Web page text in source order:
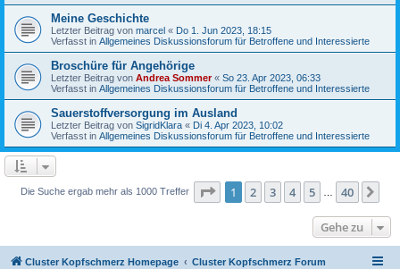
Meine Geschichte
Letzter Beitrag von marcel « Do 1. Jun 2023, 18:15
Verfasst in Allgemeines Diskussionsforum für Betroffene und Interessierte
Broschüre für Angehörige
Letzter Beitrag von Andrea Sommer« So 23. Apr 2023, 06:33
Verfasst in Allgemeines Diskussionsforum für Betroffene und Interessierte
Sauerstoffversorgung im Ausland
Letzter Beitrag von SigridKlara « Di 4. Apr 2023, 10:02
Verfasst in Allgemeines Diskussionsforum für Betroffene und Interessierte
Die Suche ergab mehr als 1000 Treffer Seite 1von 40
1 2 3 4 5 40
Gehe zu
Cluster Kopfschmerz Homepage Cluster Kopfschmerz Forum